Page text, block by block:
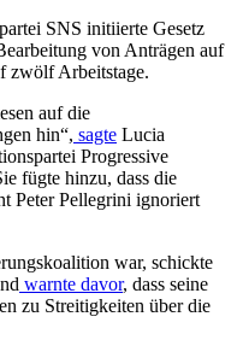
SNS initiierte Gesetz
von Anträgen auf
zwölf Arbeitstage.
auf die
hin“, sagte Lucia
Progressive
fügte hinzu, dass die
Peter Pellegrini ignoriert
war, schickte
warnte davor, dass seine
zu Streitigkeiten über die